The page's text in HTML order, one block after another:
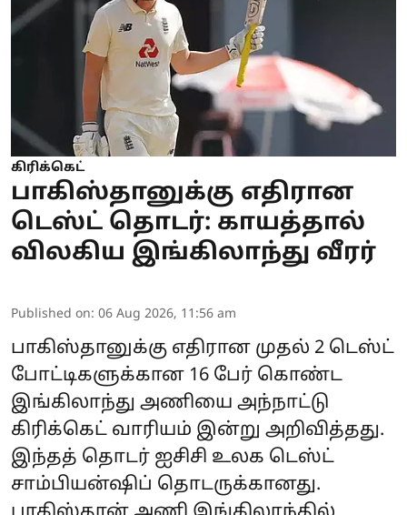
கிரிக்கெட்
பாகிஸ்தானுக்கு எதிரான
டெஸ்ட் தொடர்: காயத்தால்
விலகிய இங்கிலாந்து வீரர்
Published on: 06 Aug 2026, 11:56 am
பாகிஸ்தானுக்கு எதிரான முதல் 2 டெஸ்ட்
போட்டிகளுக்கான 16 பேர் கொண்ட
இங்கிலாந்து அணியை அந்நாட்டு
கிரிக்கெட் வாரியம் இன்று அறிவித்தது.
இந்தத் தொடர் ஐசிசி உலக டெஸ்ட்
சாம்பியன்ஷிப் தொடருக்கானது.